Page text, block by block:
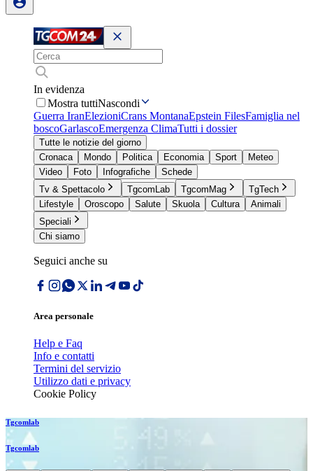
In evidenza
Mostra tuttiNascondi
Guerra IranElezioniCrans MontanaEpstein FilesFamiglia nel
boscoGarlascoEmergenza ClimaTutti i dossier
Tutte le notizie del giorno
Cronaca
Mondo Politica Economia Sport
Meteo
Video
Foto Infografiche
Schede
Tv & Spettacolo
TgcomLab TgcomMag
TgTech
Lifestyle
Oroscopo Salute Skuola Cultura
Animali
Speciali
Chi siamo
Seguici anche su
Area personale
Help e Faq
Info e contatti
Termini del servizio
Utilizzo dati e privacy
Cookie Policy
Tgcomlab
Tgcomlab